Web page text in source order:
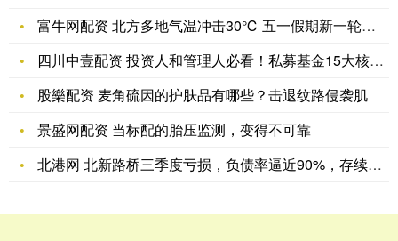
富牛网配资 北方多地气温冲击30℃ 五一假期新一轮降雨来袭
四川中壹配资 投资人和管理人必看！私募基金15大核心问题一文
股樂配资 麦角硫因的护肤品有哪些？击退纹路侵袭肌
景盛网配资 当标配的胎压监测，变得不可靠
北港网 北新路桥三季度亏损，负债率逼近90%，存续债29亿